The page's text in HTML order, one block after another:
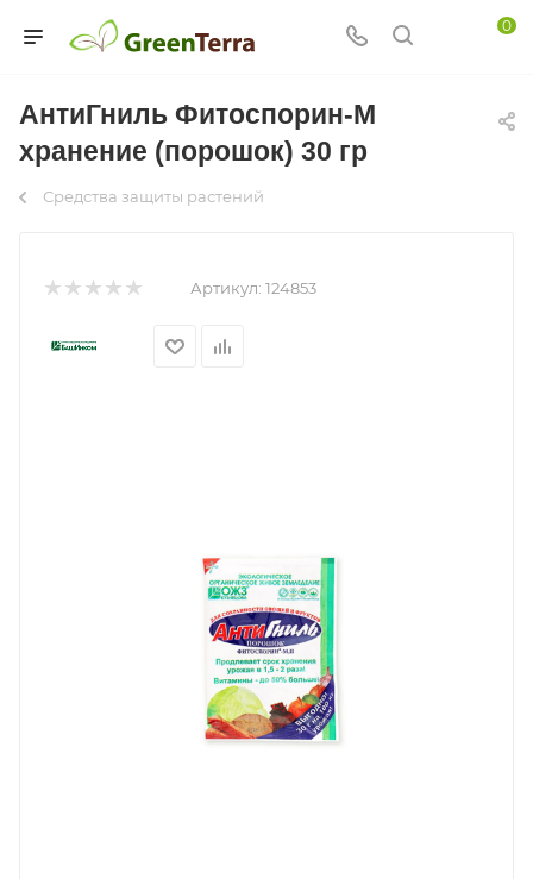
0
АнтиГниль Фитоспорин-М
хранение (порошок) 30 гр
Средства защиты растений
Артикул: 124853